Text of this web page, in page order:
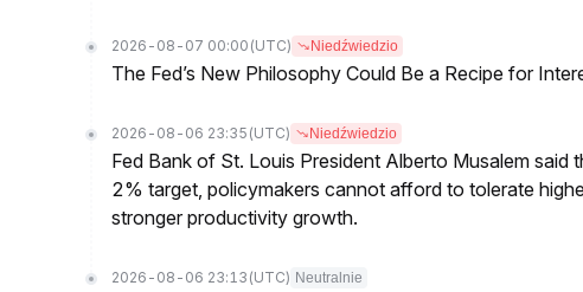
2026-08-07 00:00 (UTC) Niedźwiedzio
The Fed’s New Philosophy Could Be a Recipe for
2026-08-06 23:35 (UTC) Niedźwiedzio
Fed Bank of St. Louis President Alberto Musalem said
2% target, policymakers cannot afford to tolerate
stronger productivity growth.
2026-08-06 23:13 (UTC) Neutralnie